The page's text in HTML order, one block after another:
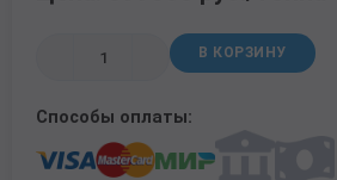
В КОРЗИНУ
Способы оплаты:
Трубы в ВУС изоляции